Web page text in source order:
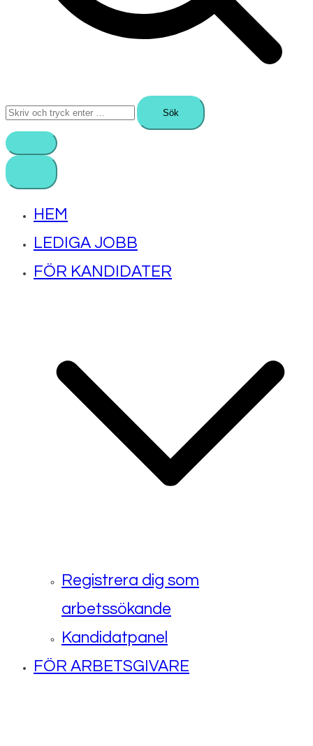
Sök
HEM
LEDIGA JOBB
FÖR KANDIDATER
Registrera dig som
arbetssökande
Kandidatpanel
FÖR ARBETSGIVARE